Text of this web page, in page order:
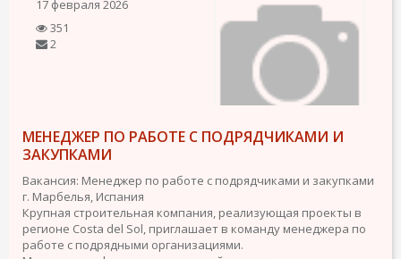
17 февраля 2026
351
2
МЕНЕДЖЕР ПО РАБОТЕ С ПОДРЯДЧИКАМИ И
ЗАКУПКАМИ
Вакансия: Менеджер по работе с подрядчиками и закупками
г. Марбелья, Испания
Крупная строительная компания, реализующая проекты в
регионе Costa del Sol, приглашает в команду менеджера по
работе с подрядными организациями.